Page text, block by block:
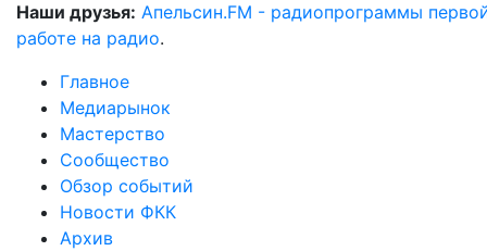
Наши друзья: Апельсин.FM - радиопрограммы
работе на радио.
Главное
Медиарынок
Мастерство
Сообщество
Обзор событий
Новости ФКК
Архив